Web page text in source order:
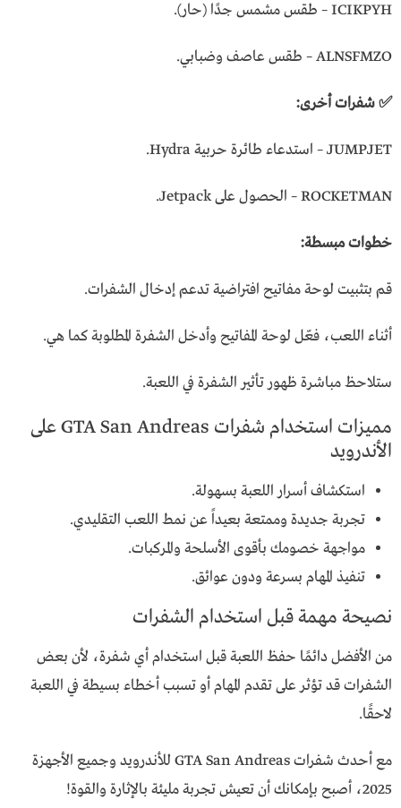
ICIKPYH – طقس مشمس جدًا (حار).
ALNSFMZO – طقس عاصف وضبابي.
✅ شفرات أخرى:
JUMPJET – استدعاء طائرة حربية Hydra.
ROCKETMAN – الحصول على Jetpack.
خطوات مبسطة:
قم بتثبيت لوحة مفاتيح افتراضية تدعم إدخال الشفرات.
أثناء اللعب، فعّل لوحة المفاتيح وأدخل الشفرة المطلوبة كما هي.
ستلاحظ مباشرة ظهور تأثير الشفرة في اللعبة.
مميزات استخدام شفرات GTA San Andreas على
الأندرويد
استكشاف أسرار اللعبة بسهولة.
تجربة جديدة وممتعة بعيداً عن نمط اللعب التقليدي.
مواجهة خصومك بأقوى الأسلحة والمركبات.
تنفيذ المهام بسرعة ودون عوائق.
نصيحة مهمة قبل استخدام الشفرات
من الأفضل دائمًا حفظ اللعبة قبل استخدام أي شفرة، لأن بعض
الشفرات قد تؤثر على تقدم المهام أو تسبب أخطاء بسيطة في اللعبة
لاحقًا.
مع أحدث شفرات GTA San Andreas للأندرويد وجميع الأجهزة
2025، أصبح بإمكانك أن تعيش تجربة مليئة بالإثارة والقوة!